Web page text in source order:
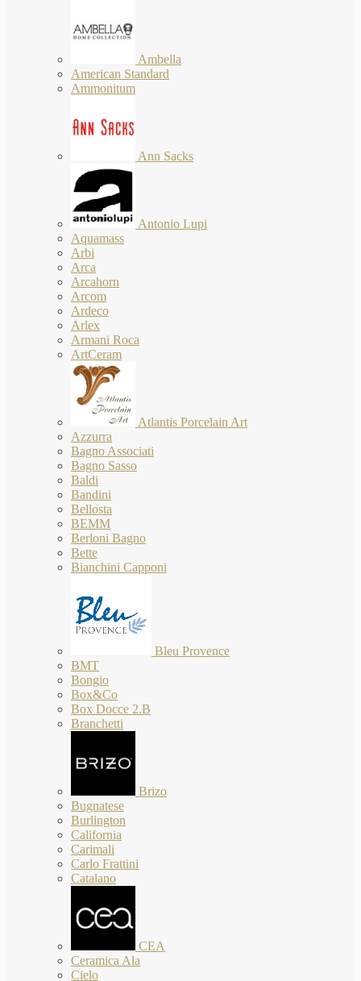
Ambella
American Standard
Ammonitum
Ann Sacks
Antonio Lupi
Aquamass
Arbi
Arca
Arcahorn
Arcom
Ardeco
Arlex
Armani Roca
ArtCeram
Atlantis Porcelain Art
Azzurra
Bagno Associati
Bagno Sasso
Baldi
Bandini
Bellosta
BEMM
Berloni Bagno
Bette
Bianchini Capponi
Bleu Provence
BMT
Bongio
Box&Co
Box Docce 2.B
Branchetti
Brizo
Bugnatese
Burlington
California
Carimali
Carlo Frattini
Catalano
CEA
Ceramica Ala
Cielo